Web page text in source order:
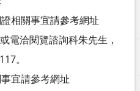
相關事宜請參考網址
洽閱覽諮詢科朱先生，
。
宜請參考網址